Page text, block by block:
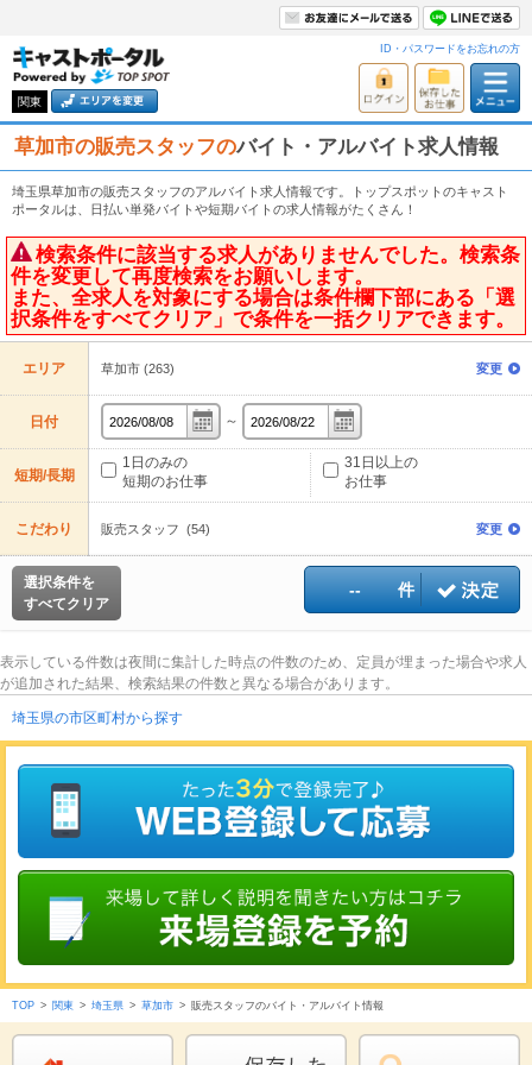
関東
ID・パスワードをお忘れの方
草加市の販売スタッフのバイト・アルバイト求人情報
埼玉県草加市の販売スタッフのアルバイト求人情報です。トップスポットのキャスト
ポータルは、日払い単発バイトや短期バイトの求人情報がたくさん！
検索条件に該当する求人がありませんでした。検索条
件を変更して再度検索をお願いします。
また、全求人を対象にする場合は条件欄下部にある「選
択条件をすべてクリア」で条件を一括クリアできます。
エリア 草加市 (263) 変更
日付 ～
短期/長期
1日のみの
短期のお仕事
31日以上の
お仕事
こだわり 販売スタッフ (54) 変更
選択条件を
すべてクリア
-- 件
表示している件数は夜間に集計した時点の件数のため、定員が埋まった場合や求人
が追加された結果、検索結果の件数と異なる場合があります。
埼玉県の市区町村から探す
TOP > 関東 > 埼玉県 > 草加市 > 販売スタッフのバイト・アルバイト情報